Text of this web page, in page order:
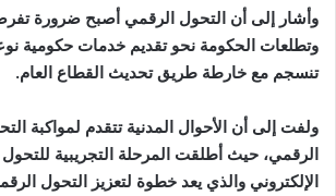
وأشار إلى أن التحول الرقمي أصبح ضرورة
وتطلعات الحكومة نحو تقديم خدمات حكومية
تنسجم مع خارطة طريق تحديث القطاع العام.
ولفت إلى أن الأحوال المدنية تتقدم لمواكبة
الرقمي، حيث أطلقت المرحلة التجريبية للتحول
الإلكتروني والذي يعد خطوة لتعزيز التحول